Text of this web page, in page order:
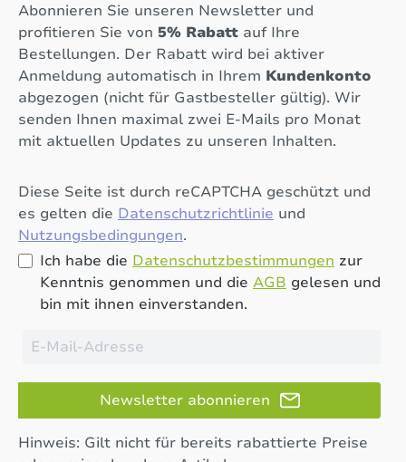
Abonnieren Sie unseren Newsletter und
profitieren Sie von 5% Rabatt auf Ihre
Bestellungen. Der Rabatt wird bei aktiver
Anmeldung automatisch in Ihrem Kundenkonto
abgezogen (nicht für Gastbesteller gültig). Wir
senden Ihnen maximal zwei E-Mails pro Monat
mit aktuellen Updates zu unseren Inhalten.
Diese Seite ist durch reCAPTCHA geschützt und
es gelten die Datenschutzrichtlinie und
Nutzungsbedingungen.
Ich habe die Datenschutzbestimmungen zur
Kenntnis genommen und die AGB gelesen und
bin mit ihnen einverstanden.
Newsletter abonnieren
Hinweis: Gilt nicht für bereits rabattierte Preise